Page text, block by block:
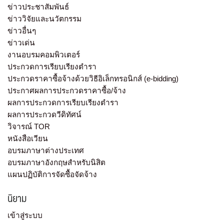
ข่าวประชาสัมพันธ์
ข่าววิจัยและนวัตกรรม
ข่าวอื่นๆ
ข่าวเด่น
งานอบรมคอมพิวเตอร์
ประกวดการเรียบเรียงตำรา
ประกวดราคาซื้อจ้างด้วยวิธีอิเล็กทรอนิกส์ (e-bidding)
ประกาศผลการประกวดราคาซื้อ/จ้าง
ผลการประกวดการเรียบเรียงตำรา
ผลการประกวดวีดิทัศน์
วิจารณ์ TOR
หนังสือเวียน
อบรมภาษาต่างประเทศ
อบรมภาษาอังกฤษสำหรับนิสิต
แผนปฏิบัติการจัดซื้อจัดจ้าง
นิยาม
เข้าสู่ระบบ